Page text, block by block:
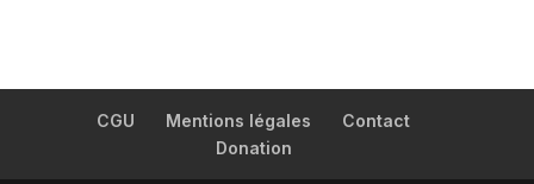
CGU Mentions légales
Contact
Donation